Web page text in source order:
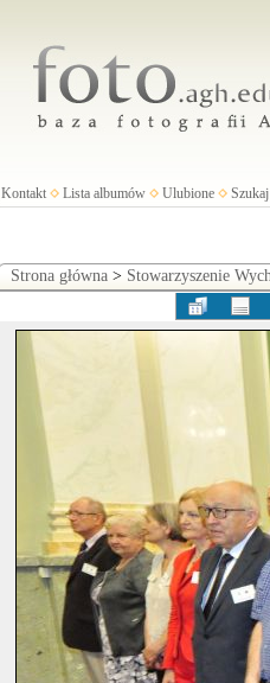
Kontakt Lista albumów Ulubione Szukaj
Strona główna> Stowarzyszenie